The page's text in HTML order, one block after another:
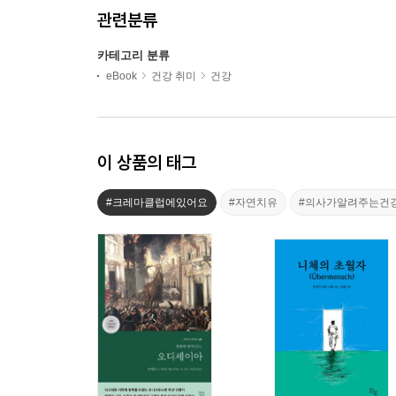
관련분류
카테고리 분류
eBook 건강 취미 건강
이 상품의 태그
#크레마클럽에있어요 #자연치유 #의사가알려주는건